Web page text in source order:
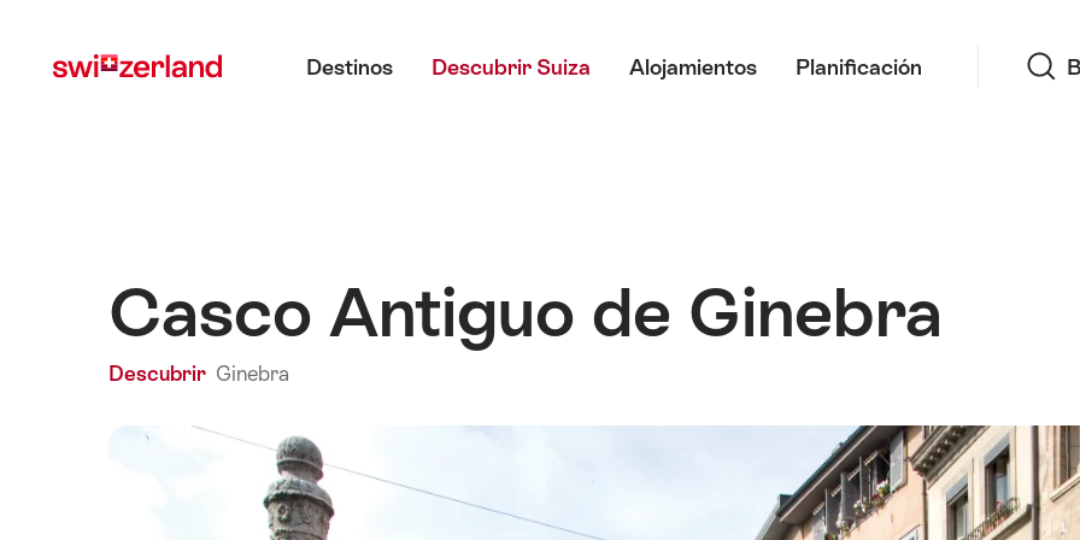
myswitzerland.com
Destinos Descubrir Suiza Alojamientos Planificación
Casco Antiguo de Ginebra
Descubrir Ginebra